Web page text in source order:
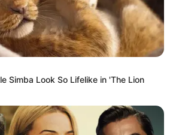
com barbante preto, flores e
Simba Look So Lifelike in 'The Lion